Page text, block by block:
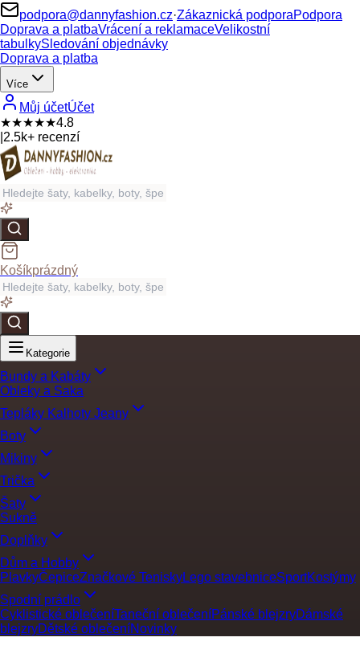
podpora@dannyfashion.cz·Zákaznická podporaPodpora
Doprava a platbaVrácení a reklamaceVelikostní
tabulkySledování objednávky
Doprava a platba
Více
Můj účetÚčet
★★★★★4.8
2.5k+ recenzí
Košíkprázdný
Kategorie
Bundy a Kabáty
Obleky a Saka
Tepláky Kalhoty Jeany
Boty
Mikiny
Trička
Šaty
Sukně
Doplňky
Dům a Hobby
PlavkyČepiceZnačkové TeniskyLego stavebniceSportKostýmy
Spodní prádlo
Cyklistické oblečeníTaneční oblečeníPánské blejzryDámské
blejzryDětské oblečeníNovinky